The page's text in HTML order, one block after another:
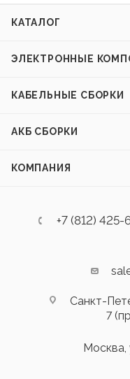
КАТАЛОГ
ЭЛЕКТРОННЫЕ
КАБЕЛЬНЫЕ СБОРКИ
АКБ СБОРКИ
КОМПАНИЯ
+7 (812) 425-
Санкт-
7
Москва,